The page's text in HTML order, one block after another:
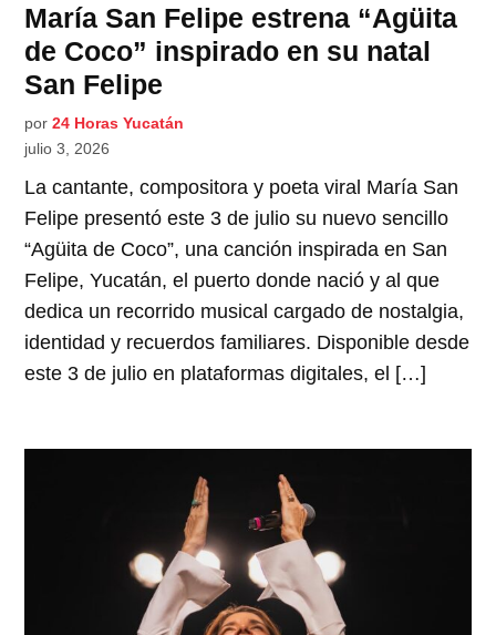
María San Felipe estrena “Agüita
de Coco” inspirado en su natal
San Felipe
por 24 Horas Yucatán
julio 3, 2026
La cantante, compositora y poeta viral María San
Felipe presentó este 3 de julio su nuevo sencillo
“Agüita de Coco”, una canción inspirada en San
Felipe, Yucatán, el puerto donde nació y al que
dedica un recorrido musical cargado de nostalgia,
identidad y recuerdos familiares. Disponible desde
este 3 de julio en plataformas digitales, el […]